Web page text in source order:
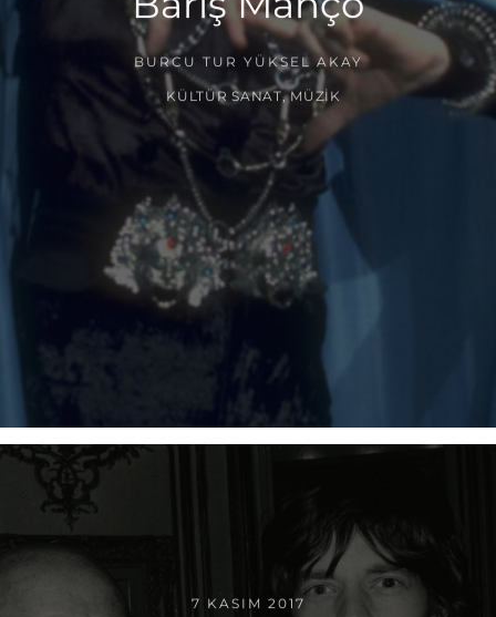
BURCU TUR YÜKSEL AKAY
KÜLTÜR SANAT,MÜZIK
7 KASIM 2017